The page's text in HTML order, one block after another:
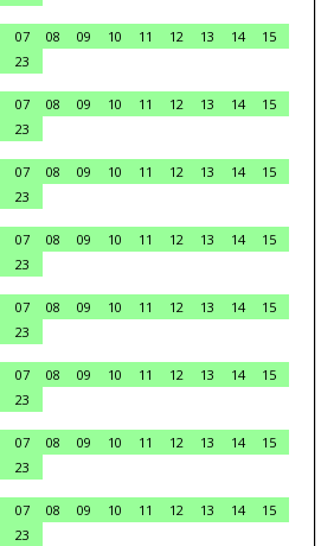
07 08 09 10 11 12 13 14
15
23
07 08 09 10 11 12 13 14
15
23
07 08 09 10 11 12 13 14
15
23
07 08 09 10 11 12 13 14
15
23
07 08 09 10 11 12 13 14
15
23
07 08 09 10 11 12 13 14
15
23
07 08 09 10 11 12 13 14
15
23
07 08 09 10 11 12 13 14
15
23